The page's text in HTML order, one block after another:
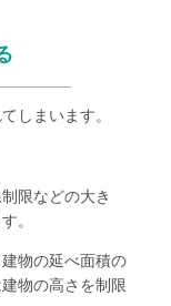
しまいます。
限などの大き
。
物の延べ面積の
物の高さを制限